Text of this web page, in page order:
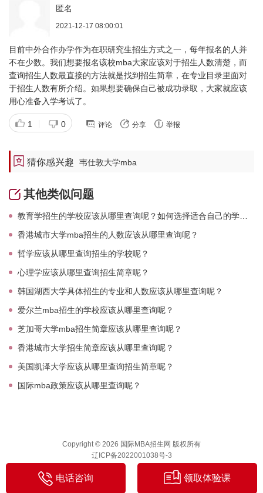
匿名
2021-12-17 08:00:01
目前中外合作办学作为在职研究生招生方式之一，每年报名的人并
不在少数。我们想要报名该校mba大家应该对于招生人数清楚，而
查询招生人数最直接的方法就是找到招生简章，在专业目录里面对
于招生人数有所介绍。如果想要确保自己被成功录取，大家就应该
用心准备入学考试了。
1 0 评论 分享 举报
猜你感兴趣 韦仕敦大学mba
其他类似问题
香港城市大学mba招生的人数应该从哪里查询呢？
哲学应该从哪里查询招生的学校呢？
心理学应该从哪里查询招生简章呢？
韩国湖西大学具体招生的专业和人数应该从哪里查询呢？
爱尔兰mba招生的学校应该从哪里查询呢？
芝加哥大学mba招生简章应该从哪里查询呢？
香港城市大学招生简章应该从哪里查询呢？
美国凯泽大学应该从哪里查询招生简章呢？
国际mba政策应该从哪里查询呢？
Copyright © 2026 国际MBA招生网 版权所有
辽ICP备2022001038号-3
电话咨询 领取体验课